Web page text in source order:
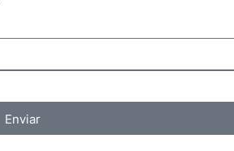
Enviar